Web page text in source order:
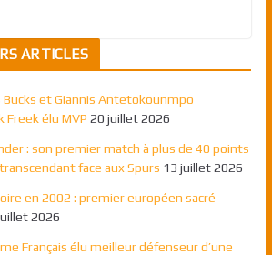
ARTICLES
Bucks et Giannis Antetokounmpo
élu MVP 20 juillet 2026
: son premier match à plus de 40 points
face aux Spurs 13 juillet 2026
en 2002 : premier européen sacré
2026
Français élu meilleur défenseur d’une